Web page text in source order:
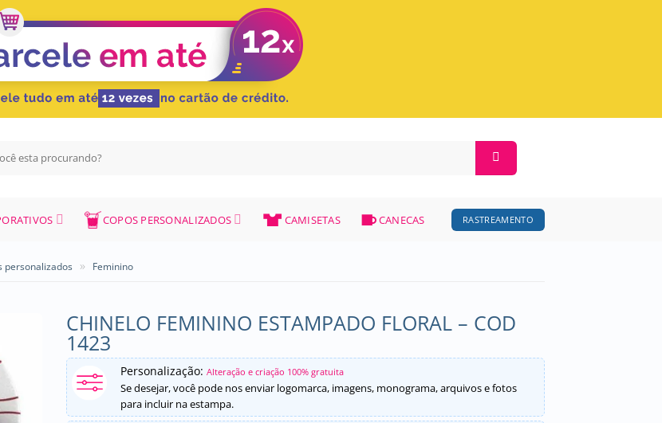
COPOS PERSONALIZADOS CAMISETAS CANECAS RASTREAMENTO
personalizados » Feminino
CHINELO FEMININO ESTAMPADO FLORAL – COD
1423
Personalização: Alteração e criação 100% gratuita
Se desejar, você pode nos enviar logomarca, imagens, monograma, arquivos e fotos
para incluir na estampa.